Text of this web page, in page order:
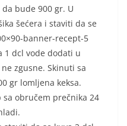
bude 900 gr. U
šećera i staviti da se
banner-recept-5
1 dcl vode dodati u
zgusne. Skinuti sa
gr lomljena keksa.
obručem prečnika 24